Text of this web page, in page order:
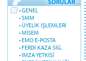
·GENEL
·SMM
·ÜYELİK İŞLEMLERİ
·MİSEM
·EMO E-POSTA
·FERDİ KAZA SİG.
·İMZA YETKİSİ